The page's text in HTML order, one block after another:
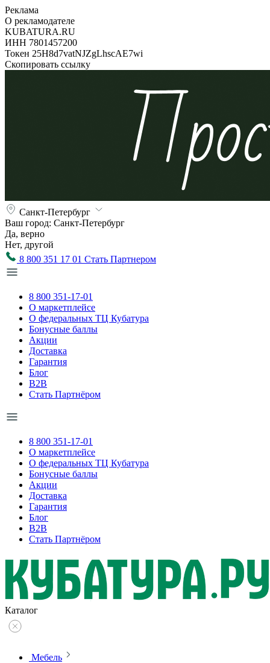
Реклама
О рекламодателе
KUBATURA.RU
ИНН 7801457200
Токен 25H8d7vatNJZgLhscAE7wi
Скопировать ссылку
Санкт-Петербург
Ваш город: Санкт-Петербург
Да, верно
Нет, другой
8 800 351 17 01 Стать Партнером
8 800 351-17-01
О маркетплейсе
О федеральных ТЦ Кубатура
Бонусные баллы
Акции
Доставка
Гарантия
Блог
B2B
Стать Партнёром
8 800 351-17-01
О маркетплейсе
О федеральных ТЦ Кубатура
Бонусные баллы
Акции
Доставка
Гарантия
Блог
B2B
Стать Партнёром
Каталог
Мебель